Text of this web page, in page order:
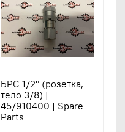
БРС 1/2" (розетка,
тело 3/8) |
45/910400 | Spare
Parts